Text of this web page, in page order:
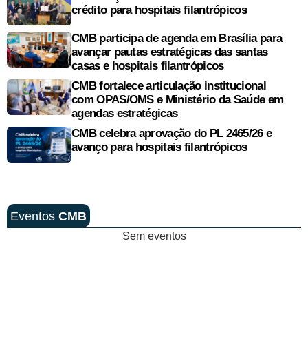
crédito para hospitais filantrópicos
CMB participa de agenda em Brasília para
avançar pautas estratégicas das santas
casas e hospitais filantrópicos
CMB fortalece articulação institucional
com OPAS/OMS e Ministério da Saúde em
agendas estratégicas
CMB celebra aprovação do PL 2465/26 e
avanço para hospitais filantrópicos
Eventos CMB
Sem eventos